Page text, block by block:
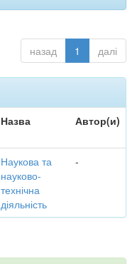
назад 1 далі
Назва Автор(и)
Наукова та
науково-
технічна
діяльність
-